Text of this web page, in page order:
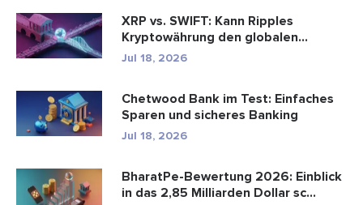
XRP vs. SWIFT: Kann Ripples
Kryptowährung den globalen
Zahlungsve...
Jul 18, 2026
Chetwood Bank im Test: Einfaches
Sparen und sicheres Banking
Jul 18, 2026
BharatPe-Bewertung 2026: Einblick
in das 2,85 Milliarden Dollar sc...